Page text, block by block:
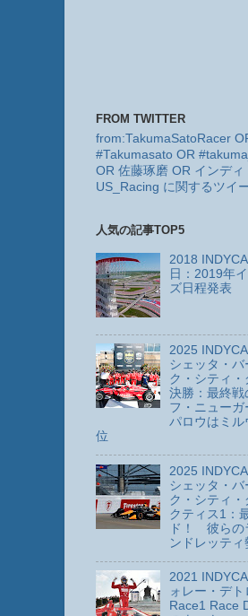
FROM TWITTER
from:TakumaSatoRacer
#Takumasato OR
OR 佐藤琢磨 OR インデ
US_Racing に関するツイ
人気の記事TOP5
2018
日：2019年
ズ日程発表
2025
シェッタ・バ
ク・シティ
決勝：最終戦
フ・ニューガ
パロウはミル
位
2025
シェッタ・バ
ク・シティ
クティス1：
ド！ 彼らの
ンドレッティ
2021
ォレー・デ
Race1 Race